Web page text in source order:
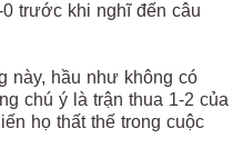
trước khi nghĩ đến câu
này, hầu như không có
chú ý là trận thua 1-2 của
họ thất thế trong cuộc